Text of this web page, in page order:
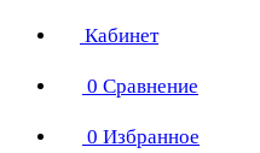
Кабинет
0 Сравнение
0 Избранное